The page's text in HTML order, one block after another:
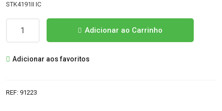
STK4191II IC
IC
Adicionar ao Carrinho
Adicionar aos favoritos
REF: 91223